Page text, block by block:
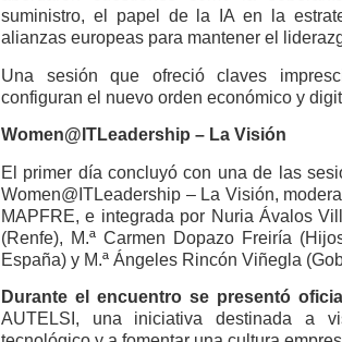
suministro, el papel de la IA en la
alianzas europeas para mantener el
Una sesión que ofreció claves
configuran el nuevo orden económico y
Women@ITLeadership – La Visión
El primer día concluyó con una de las
Women@ITLeadership – La Visión,
MAPFRE, e integrada por Nuria Ávalos
(Renfe), M.ª Carmen Dopazo Freiría
España) y M.ª Ángeles Rincón Viñegla
Durante el encuentro se presentó
AUTELSI, una iniciativa destinada a